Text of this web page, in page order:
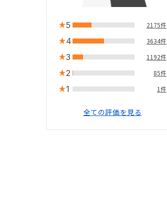
5 2175件
4 3634件
3 1192件
2 85件
1 1件
全ての評価を見る